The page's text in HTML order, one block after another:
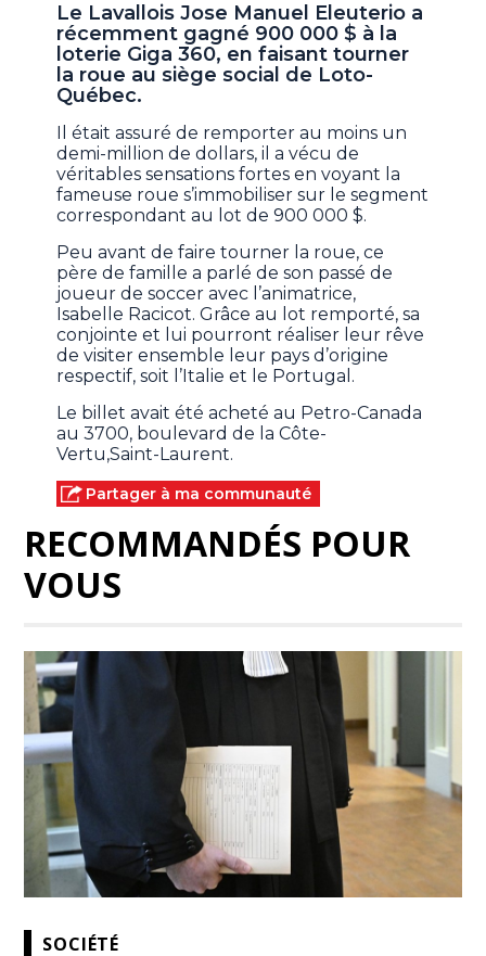
Le Lavallois Jose Manuel Eleuterio a
récemment gagné 900 000 $ à la
loterie Giga 360, en faisant tourner
la roue au siège social de Loto-
Québec.
Il était assuré de remporter au moins un
demi-million de dollars, il a vécu de
véritables sensations fortes en voyant la
fameuse roue s’immobiliser sur le segment
correspondant au lot de 900 000 $.
Peu avant de faire tourner la roue, ce
père de famille a parlé de son passé de
joueur de soccer avec l’animatrice,
Isabelle Racicot. Grâce au lot remporté, sa
conjointe et lui pourront réaliser leur rêve
de visiter ensemble leur pays d’origine
respectif, soit l’Italie et le Portugal.
Le billet avait été acheté au Petro-Canada
au 3700, boulevard de la Côte-
Vertu,Saint-Laurent.
Partager à ma communauté
RECOMMANDÉS POUR
VOUS
SOCIÉTÉ